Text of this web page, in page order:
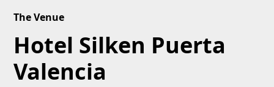
The Venue
Hotel Silken Puerta
Valencia